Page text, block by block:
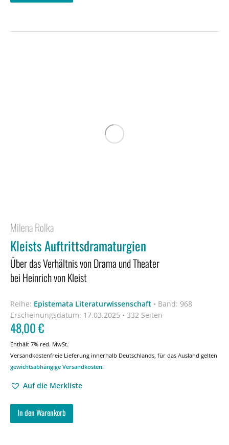
Milena Rolka
Kleists Auftrittsdramaturgien
Über das Verhältnis von Drama und Theater
bei Heinrich von Kleist
Reihe: Epistemata Literaturwissenschaft • Band: 968
Erscheinungsdatum: 17.03.2025 • 332 Seiten
48,00€
Enthält 7% red. MwSt.
Versandkostenfreie Lieferung innerhalb Deutschlands, für das Ausland gelten
gewichtsabhängige Versandkosten.
Auf die Merkliste
In den Warenkorb